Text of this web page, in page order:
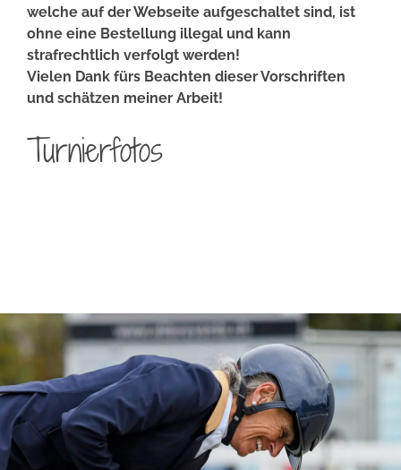
welche auf der Webseite aufgeschaltet sind, ist
ohne eine Bestellung illegal und kann
strafrechtlich verfolgt werden!
Vielen Dank fürs Beachten dieser Vorschriften
und schätzen meiner Arbeit!
Turnierfotos